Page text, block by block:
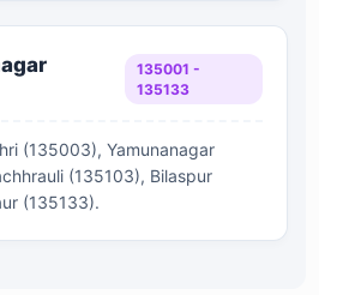
135001 -
135133
(135003), Yamunanagar
(135103), Bilaspur
(135133).